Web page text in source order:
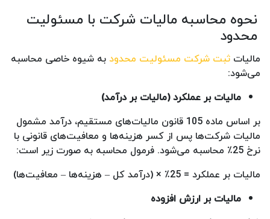
نحوه محاسبه مالیات شرکت با مسئولیت
محدود
مالیات ثبت شرکت مسئولیت محدودبه شیوه خاصی محاسبه
می‌شود:
مالیات بر عملکرد (مالیات بر درآمد)
بر اساس ماده 105 قانون مالیات‌های مستقیم، درآمد مشمول
مالیات شرکت‌ها پس از کسر هزینه‌ها و معافیت‌های قانونی با
نرخ 25٪ محاسبه می‌شود. فرمول محاسبه به صورت زیر است:
مالیات بر عملکرد = 25٪ × (درآمد کل – هزینه‌ها – معافیت‌ها)
مالیات بر ارزش افزوده